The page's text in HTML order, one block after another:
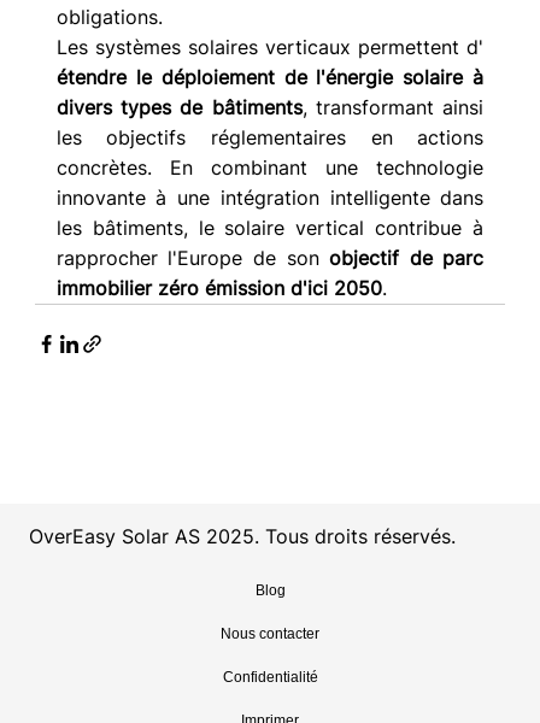
obligations.
étendre le déploiement de l'énergie solaire à
divers types de bâtiments, transformant ainsi
les objectifs réglementaires en actions
concrètes. En combinant une technologie
innovante à une intégration intelligente dans
les bâtiments, le solaire vertical contribue à
rapprocher l'Europe de son objectif de parc
immobilier zéro émission d'ici 2050.
Blog
Nous contacter
Confidentialité
OverEasy Solar AS 2025. Tous droits réservés.